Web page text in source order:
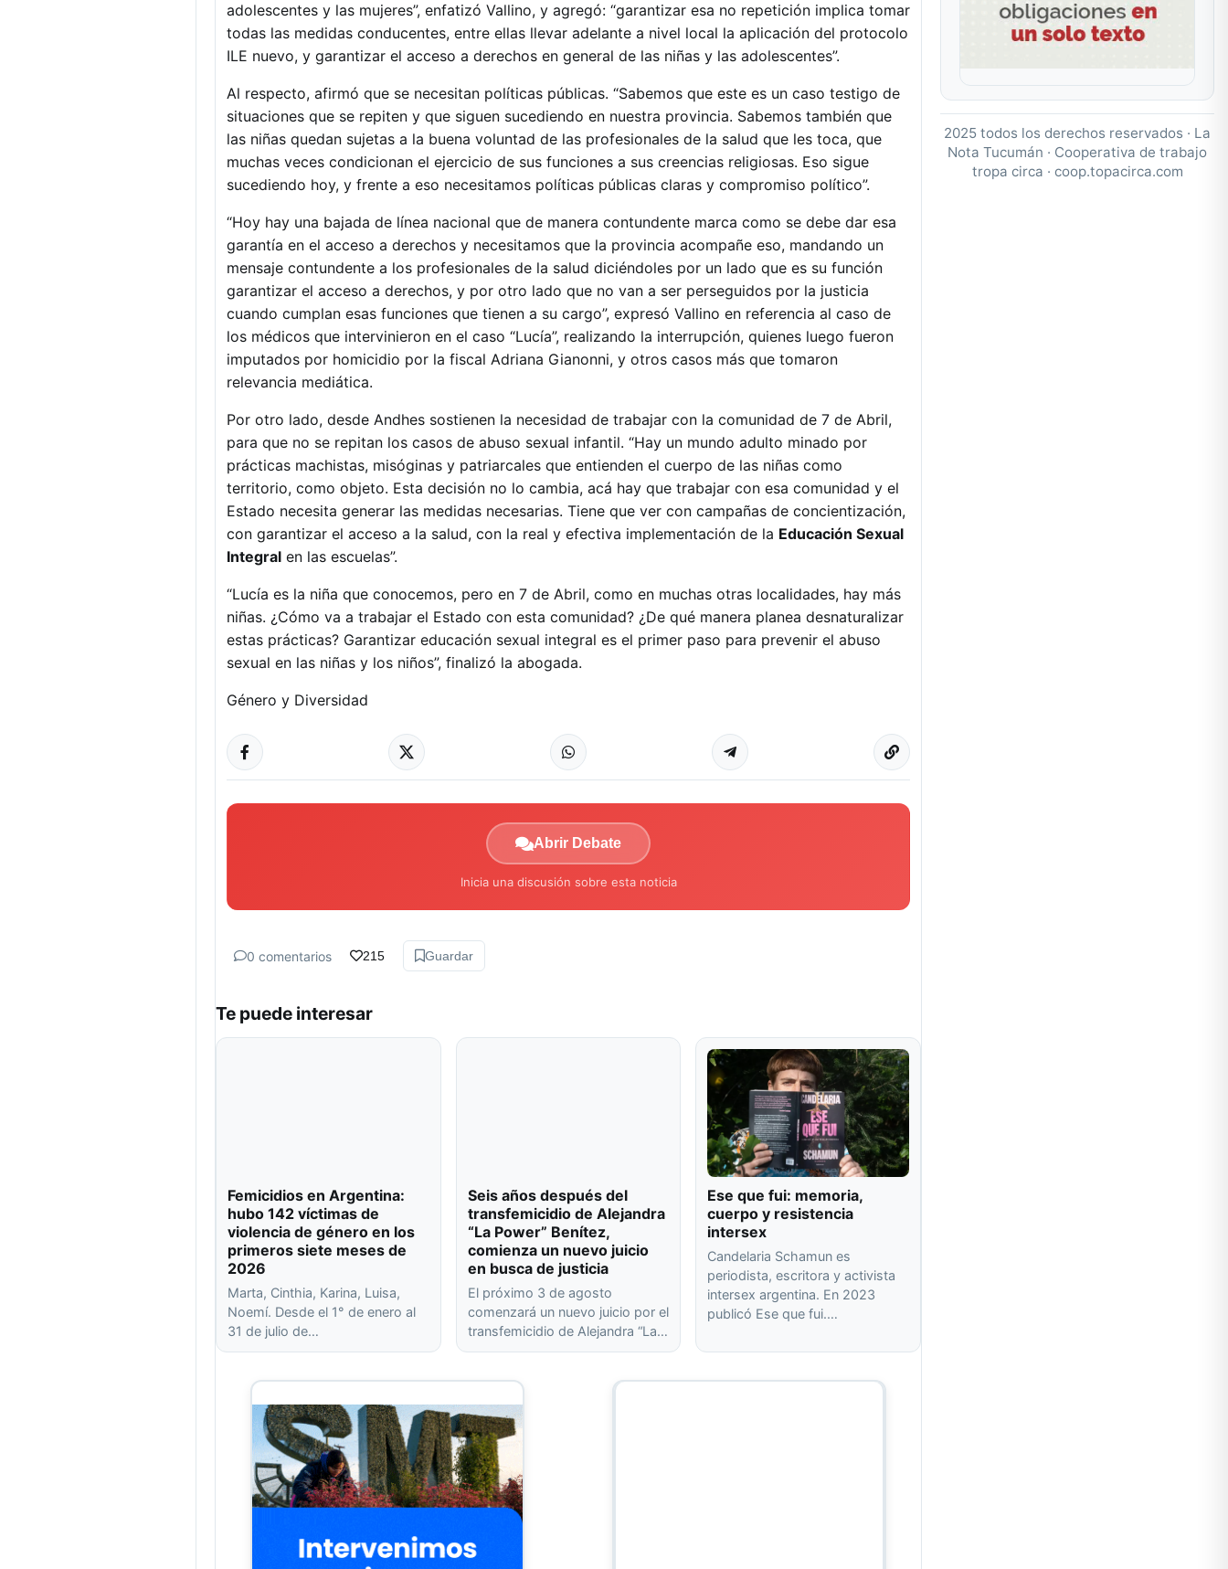
adolescentes y las mujeres”, enfatizó Vallino, y agregó: “garantizar esa no repetición implica tomar
todas las medidas conducentes, entre ellas llevar adelante a nivel local la aplicación del protocolo
ILE nuevo, y garantizar el acceso a derechos en general de las niñas y las adolescentes”.
Al respecto, afirmó que se necesitan políticas públicas. “Sabemos que este es un caso testigo de
situaciones que se repiten y que siguen sucediendo en nuestra provincia. Sabemos también que
las niñas quedan sujetas a la buena voluntad de las profesionales de la salud que les toca, que
muchas veces condicionan el ejercicio de sus funciones a sus creencias religiosas. Eso sigue
sucediendo hoy, y frente a eso necesitamos políticas públicas claras y compromiso político”.
“Hoy hay una bajada de línea nacional que de manera contundente marca como se debe dar esa
garantía en el acceso a derechos y necesitamos que la provincia acompañe eso, mandando un
mensaje contundente a los profesionales de la salud diciéndoles por un lado que es su función
garantizar el acceso a derechos, y por otro lado que no van a ser perseguidos por la justicia
cuando cumplan esas funciones que tienen a su cargo”, expresó Vallino en referencia al caso de
los médicos que intervinieron en el caso “Lucía”, realizando la interrupción, quienes luego fueron
imputados por homicidio por la fiscal Adriana Gianonni, y otros casos más que tomaron
relevancia mediática.
Por otro lado, desde Andhes sostienen la necesidad de trabajar con la comunidad de 7 de Abril,
para que no se repitan los casos de abuso sexual infantil. “Hay un mundo adulto minado por
prácticas machistas, misóginas y patriarcales que entienden el cuerpo de las niñas como
territorio, como objeto. Esta decisión no lo cambia, acá hay que trabajar con esa comunidad y el
Estado necesita generar las medidas necesarias. Tiene que ver con campañas de concientización,
con garantizar el acceso a la salud, con la real y efectiva implementación de la Educación Sexual
Integral en las escuelas”.
“Lucía es la niña que conocemos, pero en 7 de Abril, como en muchas otras localidades, hay más
niñas. ¿Cómo va a trabajar el Estado con esta comunidad? ¿De qué manera planea desnaturalizar
estas prácticas? Garantizar educación sexual integral es el primer paso para prevenir el abuso
sexual en las niñas y los niños”, finalizó la abogada.
Género y Diversidad
Abrir Debate
Inicia una discusión sobre esta noticia
0 comentarios 215 Guardar
Te puede interesar
Femicidios en Argentina:
hubo 142 víctimas de
violencia de género en los
primeros siete meses de
2026
Marta, Cinthia, Karina, Luisa,
Noemí. Desde el 1° de enero al
31 de julio de…
Seis años después del
transfemicidio de Alejandra
“La Power” Benítez,
comienza un nuevo juicio
en busca de justicia
El próximo 3 de agosto
comenzará un nuevo juicio por el
transfemicidio de Alejandra “La…
Ese que fui: memoria,
cuerpo y resistencia
intersex
Candelaria Schamun es
periodista, escritora y activista
intersex argentina. En 2023
publicó Ese que fui.…
2025 todos los derechos reservados · La
Nota Tucumán · Cooperativa de trabajo
tropa circa · coop.topacirca.com